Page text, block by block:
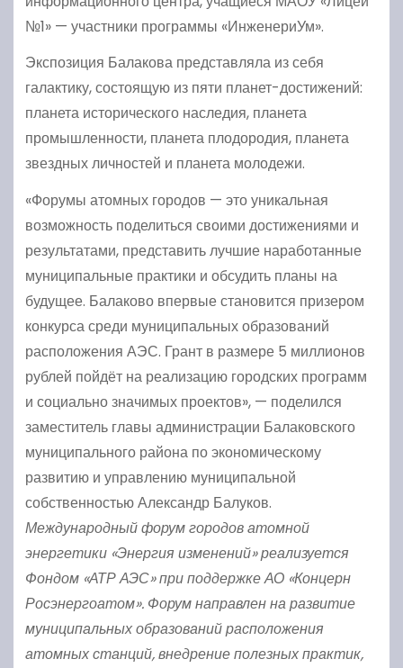
№1» — участники программы «ИнженериУм».
Экспозиция Балакова представляла из себя
галактику, состоящую из пяти планет-достижений:
планета исторического наследия, планета
промышленности, планета плодородия, планета
звездных личностей и планета молодежи.
«Форумы атомных городов — это уникальная
возможность поделиться своими достижениями и
результатами, представить лучшие наработанные
муниципальные практики и обсудить планы на
будущее. Балаково впервые становится призером
конкурса среди муниципальных образований
расположения АЭС. Грант в размере 5 миллионов
рублей пойдёт на реализацию городских программ
и социально значимых проектов», — поделился
заместитель главы администрации Балаковского
муниципального района по экономическому
развитию и управлению муниципальной
собственностью Александр Балуков.
Международный форум городов атомной
энергетики «Энергия изменений» реализуется
Фондом «АТР АЭС» при поддержке АО «Концерн
Росэнергоатом». Форум направлен на развитие
муниципальных образований расположения
атомных станций, внедрение полезных практик,